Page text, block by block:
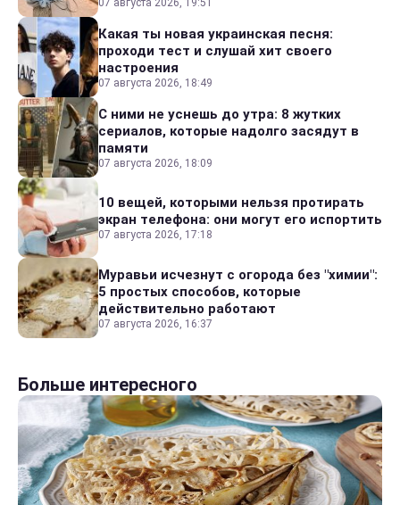
07 августа 2026, 19:51
Какая ты новая украинская песня:
проходи тест и слушай хит своего
настроения
07 августа 2026, 18:49
С ними не уснешь до утра: 8 жутких
сериалов, которые надолго засядут в
памяти
07 августа 2026, 18:09
10 вещей, которыми нельзя протирать
экран телефона: они могут его испортить
07 августа 2026, 17:18
Муравьи исчезнут с огорода без "химии":
5 простых способов, которые
действительно работают
07 августа 2026, 16:37
Больше интересного